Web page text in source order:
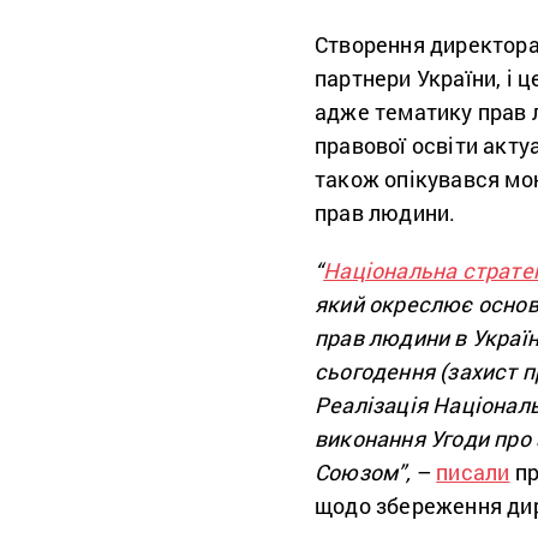
Створення
партнери України, і
адже тематику прав
правової освіти
також опікувався
прав людини.
“Національна
який окреслює
прав людини в
сьогодення (захист
Реалізація
виконання Угоди
Союзом”, – писали
щодо збереження